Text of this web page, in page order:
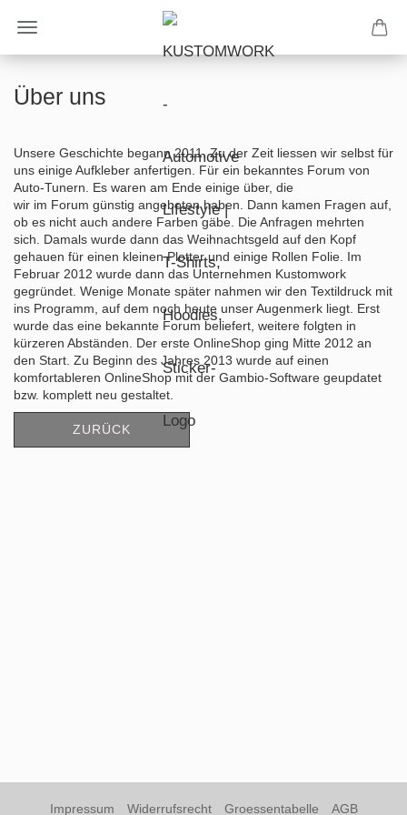
Über uns
Unsere Geschichte begann 2011. Zu der Zeit liessen wir selbst für
uns einige Aufkleber anfertigen. Für ein bekanntes Forum von
Auto-Tunern. Es waren am Ende einige über, die
wir im Forum günstig angeboten haben. Dann kamen Fragen auf,
ob es nicht auch andere Farben gäbe. Die Anfragen mehrten
sich. Damals wurde dann das Weihnachtsgeld auf den Kopf
gehauen für einen kleinen Plotter und einige Rollen Folie. Im
Februar 2012 wurde dann das Unternehmen Kustomwork
gegründet. Wenige Monate später nahmen wir den Textildruck mit
ins Programm, auf dem noch heute unser Augenmerk liegt. Erst
wurde das eine bekannte Forum beliefert, weitere folgten in
kürzeren Abständen. Der erste OnlineShop ging Mitte 2012 an
den Start. Zu Beginn des Jahres 2013 wurde auf einen
komfortableren OnlineShop mit der Gambio-Software geupdatet
bzw. komplett neu gestaltet.
ZURÜCK
Impressum Widerrufsrecht Groessentabelle AGB